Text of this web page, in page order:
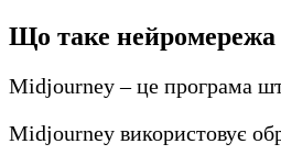
Що таке
Midjourney – це програма
Midjourney використовує